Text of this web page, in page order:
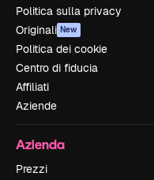
Politica sulla privacy
Originali New
Politica dei cookie
Centro di fiducia
Affiliati
Aziende
Azienda
Prezzi